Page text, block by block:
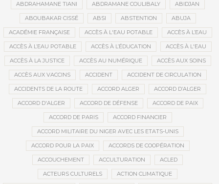
ABDRAHAMANE TIANI ABDRAMANE COULIBALY ABIDJAN
ABOUBAKAR CISSÉ ABSI ABSTENTION ABUJA
ACADÉMIE FRANÇAISE ACCÈS À L'EAU POTABLE ACCÈS À L’EAU
ACCÈS À L’EAU POTABLE ACCÈS À L’ÉDUCATION ACCÈS À L'EAU
ACCÈS À LA JUSTICE ACCÈS AU NUMÉRIQUE ACCÈS AUX SOINS
ACCÈS AUX VACCINS ACCIDENT ACCIDENT DE CIRCULATION
ACCIDENTS DE LA ROUTE ACCORD ALGER ACCORD D’ALGER
ACCORD D'ALGER ACCORD DE DÉFENSE ACCORD DE PAIX
ACCORD DE PARIS ACCORD FINANCIER
ACCORD MILITAIRE DU NIGER AVEC LES ETATS-UNIS
ACCORD POUR LA PAIX ACCORDS DE COOPÉRATION
ACCOUCHEMENT ACCULTURATION ACLED
ACTEURS CULTURELS ACTION CLIMATIQUE